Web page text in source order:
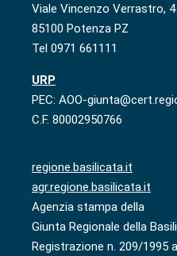
Viale Vincenzo Verrastro, 4
85100 Potenza PZ
Tel 0971 661111
URP
PEC: AOO-
C.F. 80002950766
regione.basilicata.it
agr.regione.basilicata.it
Agenzia stampa della
Giunta Regionale della
Registrazione n. 209/1995